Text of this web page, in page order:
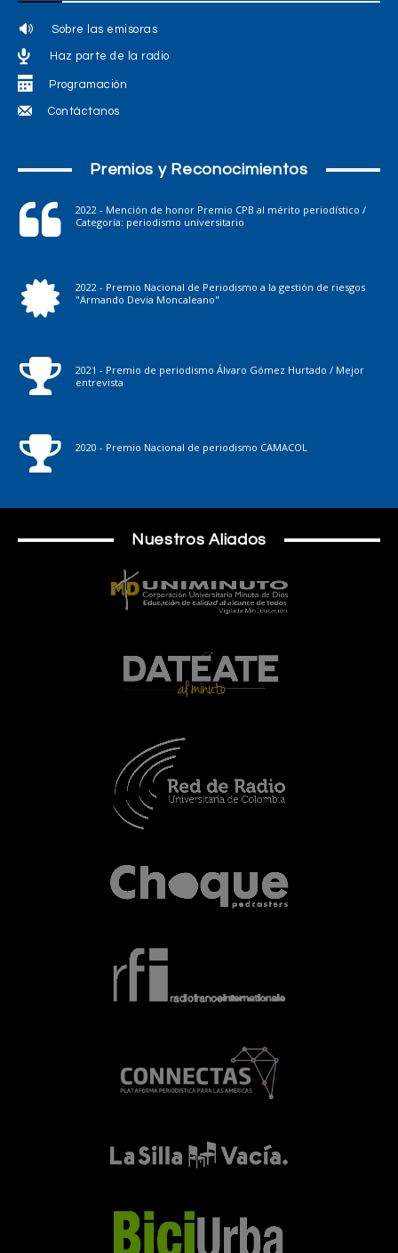
Sobre las emisoras
Haz parte de la radio
Programación
Contáctanos
Premios y Reconocimientos
2022 - Mención de honor Premio CPB al mérito periodístico /
Categoría: periodismo universitario
2022 - Premio Nacional de Periodismo a la gestión de riesgos
"Armando Devia Moncaleano"
2021 - Premio de periodismo Álvaro Gómez Hurtado / Mejor
entrevista
2020 - Premio Nacional de periodismo CAMACOL
Nuestros Aliados